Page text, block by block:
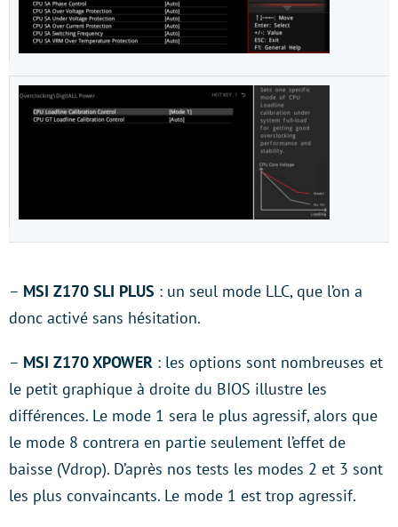
– MSI Z170 SLI PLUS : un seul mode LLC, que l’on a
donc activé sans hésitation.
– MSI Z170 XPOWER : les options sont nombreuses et
le petit graphique à droite du BIOS illustre les
différences. Le mode 1 sera le plus agressif, alors que
le mode 8 contrera en partie seulement l’effet de
baisse (Vdrop). D’après nos tests les modes 2 et 3 sont
les plus convaincants. Le mode 1 est trop agressif.